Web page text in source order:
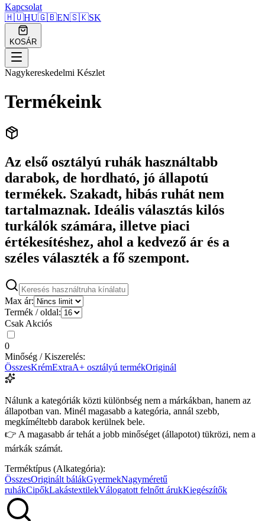
Kapcsolat
🇭🇺HU🇬🇧EN🇸🇰SK
KOSÁR
Nagykereskedelmi Készlet
Termékeink
Az első osztályú ruhák használtabb
darabok, de hordható, jó állapotú
termékek. Szakadt, hibás ruhát nem
tartalmaznak. Ideális választás kilós
turkálók számára, illetve piaci
értékesítéshez, ahol a kedvező ár és a
széles választék a fő szempont.
Max ár:
Termék / oldal:
Csak Akciós
0
Minőség / Kiszerelés:
ÖsszesKrémExtraA+ osztályú termékOriginál
Nálunk a kategóriák közti különbség nem a márkákban, hanem az
állapotban van. Minél magasabb a kategória, annál szebb,
megkíméltebb darabok kerülnek bele.
👉 A magasabb ár tehát a jobb minőséget (állapotot) tükrözi, nem a
márkák számát.
Terméktípus (Alkategória):
ÖsszesOriginált bálákGyermekNagyméretű
ruhákCipőkLakástextilekVálogatott felnőtt árukKiegészítők